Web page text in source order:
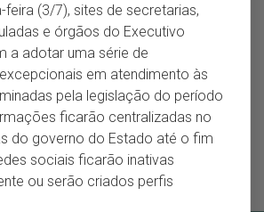
feira (3/7), sites de secretarias,
e órgãos do Executivo
a adotar uma série de
em atendimento às
pela legislação do período
ficarão centralizadas no
do governo do Estado até o fim
sociais ficarão inativas
ou serão criados perfis